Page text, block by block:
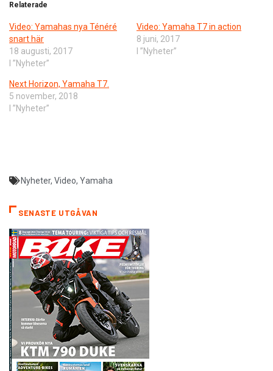
Relaterade
Video: Yamahas nya Ténéré
snart här
18 augusti, 2017
I ”Nyheter”
Video: Yamaha T7 in action
8 juni, 2017
I ”Nyheter”
Next Horizon, Yamaha T7.
5 november, 2018
I ”Nyheter”
Nyheter, Video, Yamaha
SENASTE UTGÅVAN